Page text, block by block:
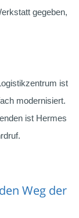
gegeben,
ist
modernisiert.
ist Hermes
Weg der